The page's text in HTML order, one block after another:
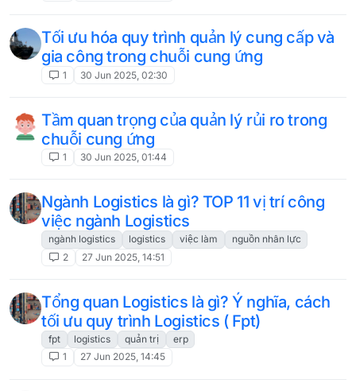
Tối ưu hóa quy trình quản lý cung cấp và
gia công trong chuỗi cung ứng
1 30 Jun 2025, 02:30
Tầm quan trọng của quản lý rủi ro trong
chuỗi cung ứng
1 30 Jun 2025, 01:44
Ngành Logistics là gì? TOP 11 vị trí công
việc ngành Logistics
ngành logistics logistics việc làm
nguồn nhân lực
2
27 Jun 2025, 14:51
Tổng quan Logistics là gì? Ý nghĩa, cách
tối ưu quy trình Logistics ( Fpt)
fpt logistics quản trị
erp
1
27 Jun 2025, 14:45